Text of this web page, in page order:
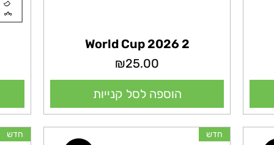
World Cup 2026 2
מחיר
₪25.00
הוספה לסל קנייות
חדש חדש